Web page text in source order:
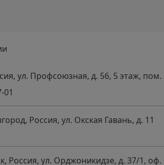
ул. Профсоюзная, д. 56, 5 этаж, пом.
01
Россия, ул. Окская Гавань, д. 11
Россия, ул. Орджоникидзе, д. 37/1, оф.